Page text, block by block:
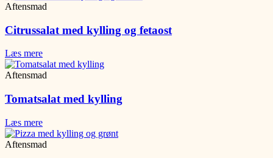
Aftensmad
Citrussalat med kylling og fetaost
Læs mere
Aftensmad
Tomatsalat med kylling
Læs mere
Aftensmad